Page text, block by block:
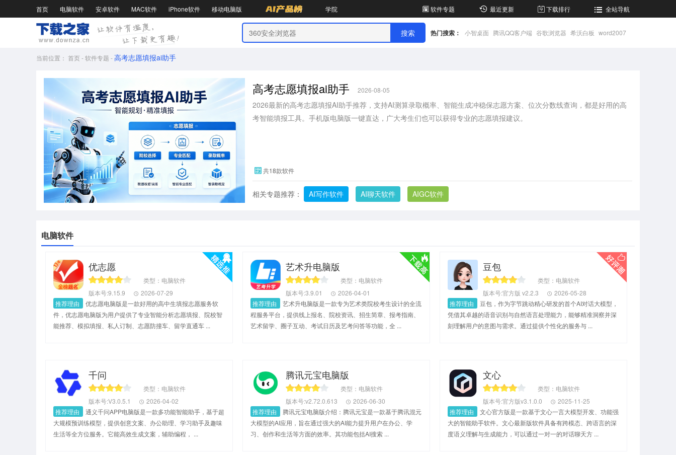
首页 电脑软件 安卓软件 MAC软件 iPhone软件 移动电脑版 学院 软件专题 最近更新 下载排行 全站导航
热门搜索： 小智桌面 腾讯QQ客户端 谷歌浏览器 希沃白板 word2007
当前位置： 首页-软件专题 -高考志愿填报ai助手
高考志愿填报ai助手 2026-08-05
2026最新的高考志愿填报AI助手推荐，支持AI测算录取概率、智能生成冲稳保志愿方案、位次分数线查询，都是好用的高
考智能填报工具。手机版电脑版一键直达，广大考生们也可以获得专业的志愿填报建议。
共18款软件
相关专题推荐： AI写作软件 AI聊天软件 AIGC软件
电脑软件
优志愿
类型：电脑软件
版本号:9.15.9
2026-07-29
推荐理由
优志愿电脑版是一款好用的高中生填报志愿服务软
件，优志愿电脑版为用户提供了专业智能分析志愿填报、院校智
能推荐、模拟填报、私人订制、志愿防撞车、留学直通车 ...
艺术升电脑版
类型：电脑软件
版本号:3.9.01
2026-04-01
推荐理由
艺术升电脑版是一款专为艺术类院校考生设计的全流
程服务平台，提供线上报名、院校资讯、招生简章、报考指南、
艺术留学、圈子互动、考试日历及艺考问答等功能，全 ...
豆包
类型：电脑软件
版本号:官方版 v2.2.3
2026-05-28
推荐理由
豆包，作为字节跳动精心研发的首个AI对话大模型，
凭借其卓越的语音识别与自然语言处理能力，能够精准洞察并深
刻理解用户的意图与需求。通过提供个性化的服务与 ...
千问
类型：电脑软件
版本号:V3.0.5.1
2026-04-02
推荐理由
通义千问APP电脑版是一款多功能智能助手，基于超
大规模预训练模型，提供创意文案、办公助理、学习助手及趣味
生活等全方位服务。它能高效生成文案，辅助编程， ...
腾讯元宝电脑版
类型：电脑软件
版本号:v2.72.0.613
2026-06-30
推荐理由
腾讯元宝电脑版介绍：腾讯元宝是一款基于腾讯混元
大模型的AI应用，旨在通过强大的AI能力提升用户在办公、学
习、创作和生活等方面的效率。其功能包括AI搜索 ...
文心
类型：电脑软件
版本号:官方版v3.1.0.0
2025-11-25
推荐理由
文心官方版是一款基于文心一言大模型开发、功能强
大的智能助手软件。文心最新版软件具备有跨模态、跨语言的深
度语义理解与生成能力，可以通过一对一的对话聊天方 ...